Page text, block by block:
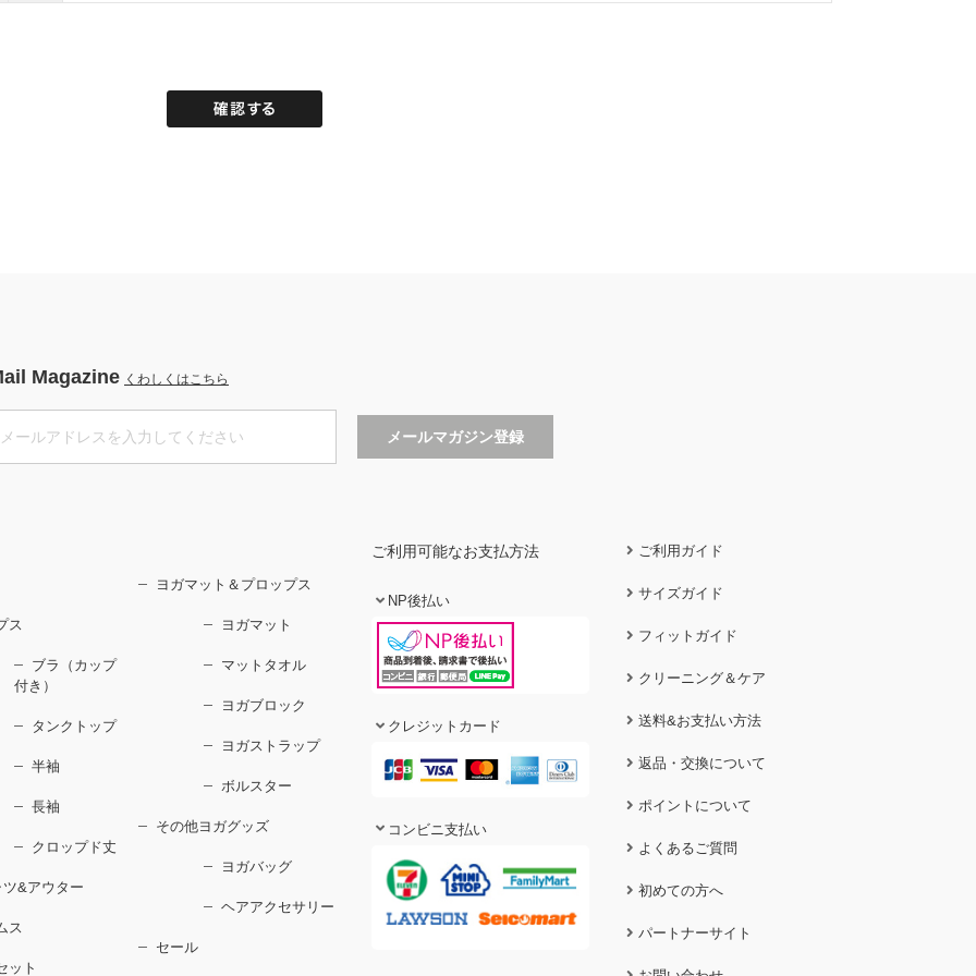
Magazine くわしくはこちら
ス
ブラ（カップ
付き）
タンクトップ
半袖
長袖
クロップド丈
&アウター
ス
ット
ヨガマット＆プロップス
ヨガマット
マットタオル
ヨガブロック
ヨガストラップ
ボルスター
その他ヨガグッズ
ヨガバッグ
ヘアアクセサリー
セール
ご利用可能なお支払方法
NP後払い
クレジットカード
コンビニ支払い
ご利用ガイド
サイズガイド
フィットガイド
クリーニング＆ケア
送料&お支払い方法
返品・交換について
ポイントについて
よくあるご質問
初めての方へ
パートナーサイト